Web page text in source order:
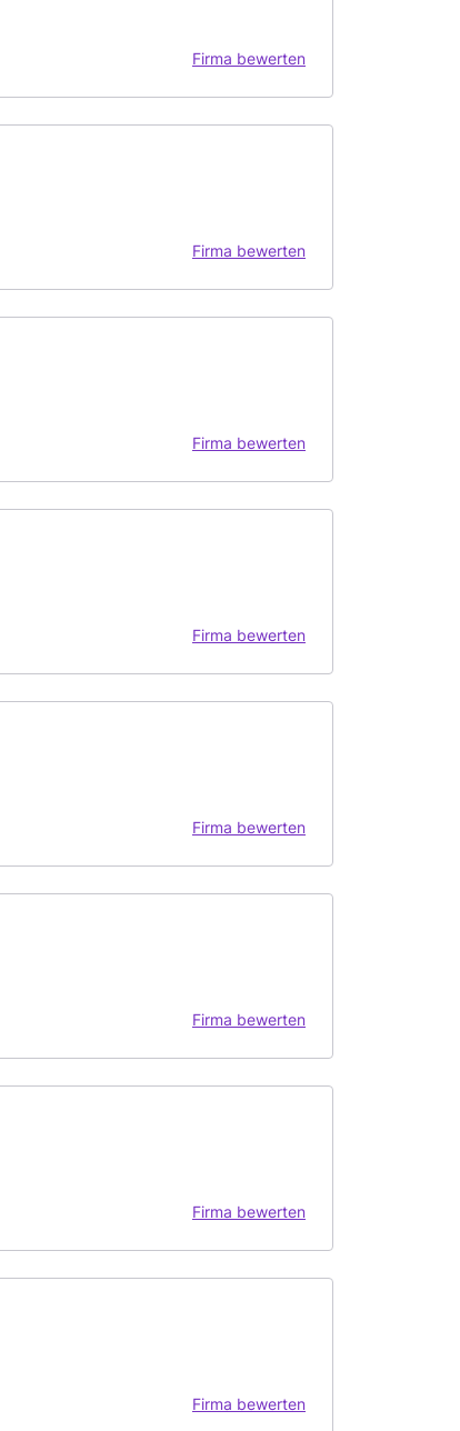
Firma bewerten
Firma bewerten
Firma bewerten
Firma bewerten
Firma bewerten
Firma bewerten
Firma bewerten
Firma bewerten